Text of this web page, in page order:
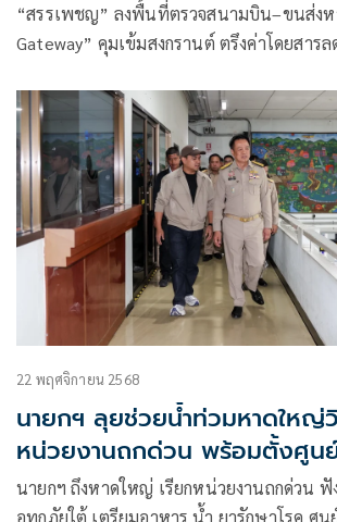
“สรรเพชญ” ลงพื้นที่ตรวจสนามบิน–ขนส่ง
Gateway” คุมเข้มสงกรานต์ ตรึงค่าโดยสาร
22 พฤศจิกายน 2568
นายกฯ ลุยช่วยน้ำท่วมหาดใหญ่
หน่วยงานถกด่วน พร้อมตั้งศู
นายกฯ ถึงหาดใหญ่ เรียกหน่วยงานถกด่วน ฟั
อุทกภัยใต้ เตรียมอาหาร น้ำ ยารักษาโรค